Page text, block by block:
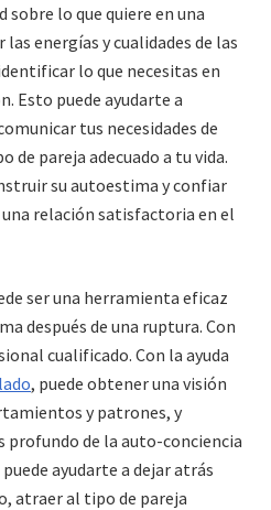
lo que quiere en una
energías y cualidades de las
lo que necesitas en
Esto puede ayudarte a
tus necesidades de
de pareja adecuado a tu vida.
su autoestima y confiar
una relación satisfactoria en el
ser una herramienta eficaz
después de una ruptura. Con
cualificado. Con la ayuda
, puede obtener una visión
y patrones, y
profundo de la auto-conciencia
ayudarte a dejar atrás
atraer al tipo de pareja